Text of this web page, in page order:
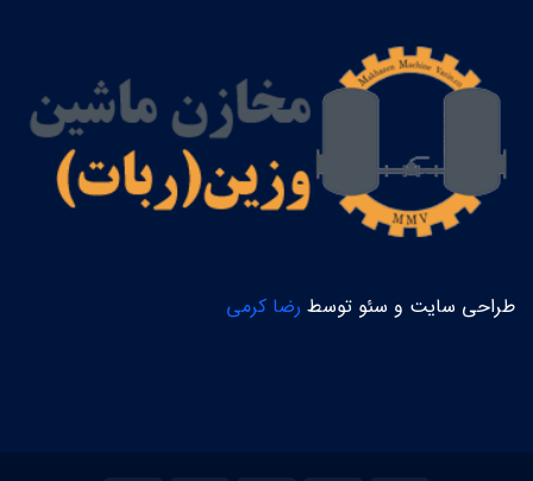
طراحی سایت و سئو توسط رضا کرمی